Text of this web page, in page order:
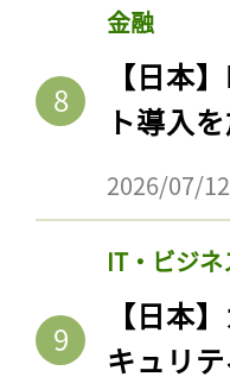
金融
【日本
ト導入
2026/07/12
IT・ビジ
【日本
キュリ